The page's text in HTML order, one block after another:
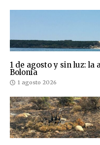
1 de agosto y sin luz: la
Bolonia
1 agosto 2026